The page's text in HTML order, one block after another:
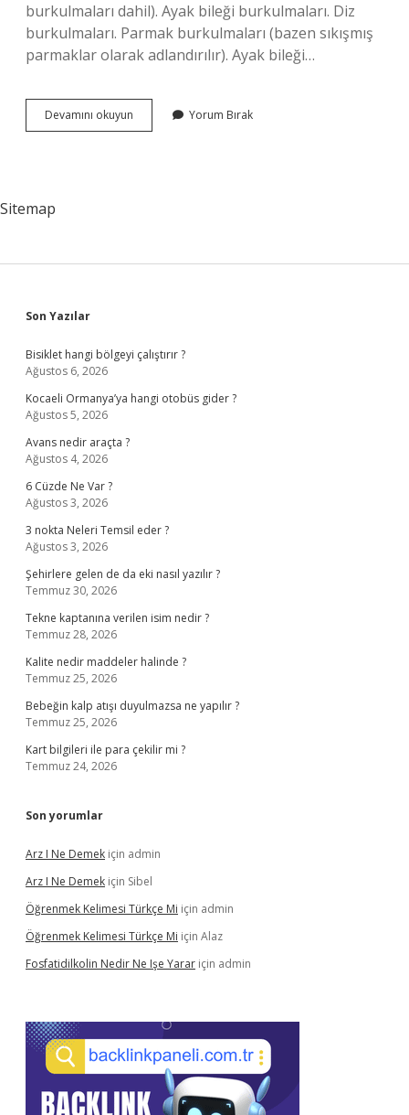
burkulmaları dahil). Ayak bileği burkulmaları. Diz
burkulmaları. Parmak burkulmaları (bazen sıkışmış
parmaklar olarak adlandırılır). Ayak bileği…
Devamını okuyun
Burkulmanın
Yorum Bırak
Sitemap
Sidebar
Son Yazılar
Bisiklet hangi bölgeyi çalıştırır ?
Ağustos 6, 2026
Kocaeli Ormanya’ya hangi otobüs gider ?
Ağustos 5, 2026
Avans nedir araçta ?
Ağustos 4, 2026
6 Cüzde Ne Var ?
Ağustos 3, 2026
3 nokta Neleri Temsil eder ?
Ağustos 3, 2026
Şehirlere gelen de da eki nasıl yazılır ?
Temmuz 30, 2026
Tekne kaptanına verilen isim nedir ?
Temmuz 28, 2026
Kalite nedir maddeler halinde ?
Temmuz 25, 2026
Bebeğin kalp atışı duyulmazsa ne yapılır ?
Temmuz 25, 2026
Kart bilgileri ile para çekilir mi ?
Temmuz 24, 2026
Son yorumlar
Arz I Ne Demek için admin
Arz I Ne Demek için Sibel
Öğrenmek Kelimesi Türkçe Mi için admin
Öğrenmek Kelimesi Türkçe Mi için Alaz
Fosfatidilkolin Nedir Ne Işe Yarar için admin